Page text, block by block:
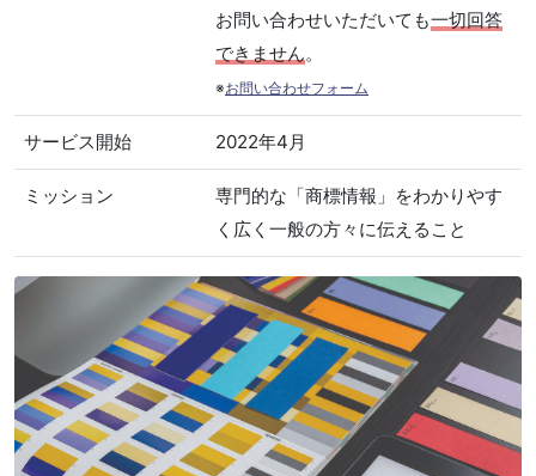
お問い合わせいただいても一切回答
できません。
※お問い合わせフォーム
サービス開始 2022年4月
ミッション
専門的な「商標情報」をわかりやす
く広く一般の方々に伝えること